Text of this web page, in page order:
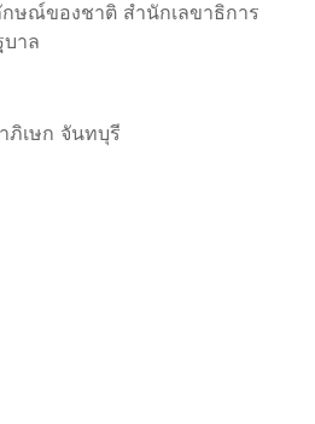
กษณ์ของชาติ สำนักเลขาธิการ
บาล
ภิเษก จันทบุรี